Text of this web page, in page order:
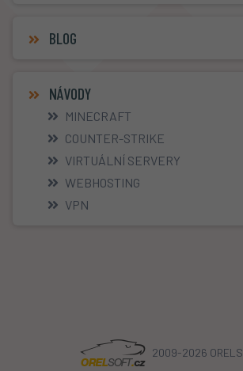
BLOG
NÁVODY
MINECRAFT
COUNTER-STRIKE
VIRTUÁLNÍ SERVERY
WEBHOSTING
VPN
2009-2026